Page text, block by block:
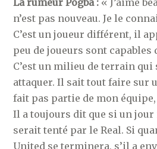
n’est pas nouveau. Je le
C’est un joueur différent, il
peu de joueurs sont capables
C’est un milieu de terrain qui
attaquer. Il sait tout faire sur
fait pas partie de mon
Il a toujours dit que si un
serait tenté par le Real. Si
United se terminera, s’il a